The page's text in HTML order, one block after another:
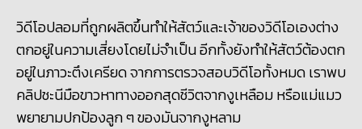
วิดีโอปลอมที่ถูกผลิตขึ้นทำให้สัตว์และเจ้าของวิดีโอเองต่าง
ตกอยู่ในความเสี่ยงโดยไม่จำเป็น อีกทั้งยังทำให้สัตว์ต้องตก
อยู่ในภาวะตึงเครียด จากการตรวจสอบวิดีโอทั้งหมด เราพบ
คลิปชะนีมือขาวหาทางออกสุดชีวิตจากงูเหลือม หรือแม่แมว
พยายามปกป้องลูก ๆ ของมันจากงูหลาม